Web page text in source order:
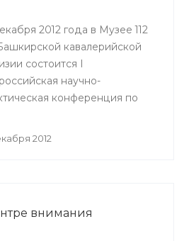
2012 года в Музее 112
кавалерийской
состоится I
научно-
конференция по
обеспечение
2012
внимания